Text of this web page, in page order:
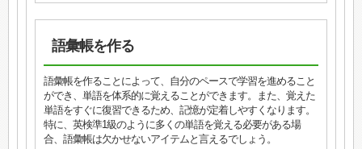
語彙帳を作る
語彙帳を作ることによって、自分のペースで学習を進めること
ができ、単語を体系的に覚えることができます。また、覚えた
単語をすぐに復習できるため、記憶が定着しやすくなります。
特に、英検準1級のように多くの単語を覚える必要がある場
合、語彙帳は欠かせないアイテムと言えるでしょう。